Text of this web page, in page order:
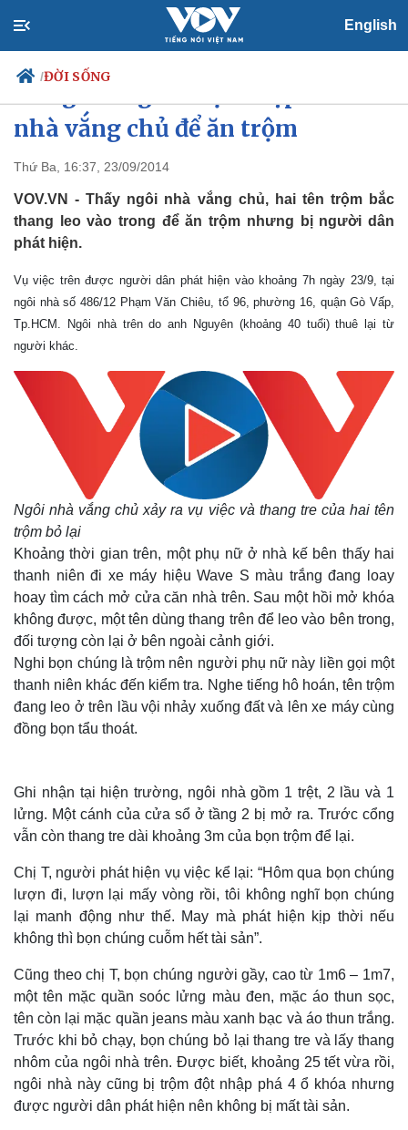
English
/ĐỜI SỐNG
Chính trị
Đảng
Tổ chức nhân sự
Quốc hội
Nhận diện sự thật
Tin 24h
Dự báo thời tiết
Việc làm
nhà vắng chủ để ăn trộm
Thứ Ba, 16:37, 23/09/2014
VOV.VN - Thấy ngôi nhà vắng chủ, hai tên trộm bắc
thang leo vào trong để ăn trộm nhưng bị người dân
phát hiện.
Vụ việc trên được người dân phát hiện vào khoảng 7h ngày 23/9, tại
ngôi nhà số 486/12 Phạm Văn Chiêu, tổ 96, phường 16, quận Gò Vấp,
Tp.HCM. Ngôi nhà trên do anh Nguyên (khoảng 40 tuổi) thuê lại từ
người khác.
Ngôi nhà vắng chủ xảy ra vụ việc và thang tre của hai tên
trộm bỏ lại
Khoảng thời gian trên, một phụ nữ ở nhà kế bên thấy hai
thanh niên đi xe máy hiệu Wave S màu trắng đang loay
hoay tìm cách mở cửa căn nhà trên. Sau một hồi mở khóa
không được, một tên dùng thang trên để leo vào bên trong,
đối tượng còn lại ở bên ngoài cảnh giới.
Nghi bọn chúng là trộm nên người phụ nữ này liền gọi một
thanh niên khác đến kiểm tra. Nghe tiếng hô hoán, tên trộm
đang leo ở trên lầu vội nhảy xuống đất và lên xe máy cùng
đồng bọn tẩu thoát.
Ghi nhận tại hiện trường, ngôi nhà gồm 1 trệt, 2 lầu và 1
lửng. Một cánh của cửa sổ ở tầng 2 bị mở ra. Trước cổng
vẫn còn thang tre dài khoảng 3m của bọn trộm để lại.
Chị T, người phát hiện vụ việc kể lại: “Hôm qua bọn chúng
lượn đi, lượn lại mấy vòng rồi, tôi không nghĩ bọn chúng
lại manh động như thế. May mà phát hiện kịp thời nếu
không thì bọn chúng cuỗm hết tài sản”.
Cũng theo chị T, bọn chúng người gầy, cao từ 1m6 – 1m7,
một tên mặc quần soóc lửng màu đen, mặc áo thun sọc,
tên còn lại mặc quần jeans màu xanh bạc và áo thun trắng.
Trước khi bỏ chạy, bọn chúng bỏ lại thang tre và lấy thang
nhôm của ngôi nhà trên. Được biết, khoảng 25 tết vừa rồi,
ngôi nhà này cũng bị trộm đột nhập phá 4 ổ khóa nhưng
được người dân phát hiện nên không bị mất tài sản.